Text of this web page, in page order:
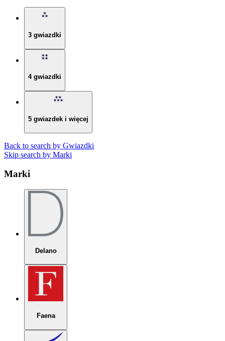
3 gwiazdki
4 gwiazdki
5 gwiazdek i więcej
Back to search by Gwiazdki
Skip search by Marki
Marki
Delano
Faena